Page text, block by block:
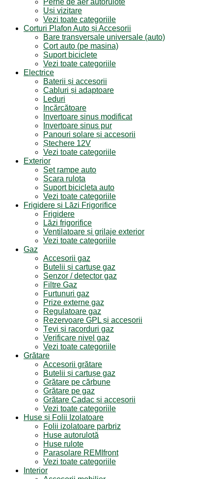
Perne de aer autorulote
Uși vizitare
Vezi toate categoriile
Corturi Plafon Auto și Accesorii
Bare transversale universale (auto)
Cort auto (pe masina)
Suport biciclete
Vezi toate categoriile
Electrice
Baterii și accesorii
Cabluri și adaptoare
Leduri
Incărcătoare
Invertoare sinus modificat
Invertoare sinus pur
Panouri solare și accesorii
Ștechere 12V
Vezi toate categoriile
Exterior
Set rampe auto
Scara rulota
Suport bicicleta auto
Vezi toate categoriile
Frigidere și Lăzi Frigorifice
Frigidere
Lăzi frigorifice
Ventilatoare și grilaje exterior
Vezi toate categoriile
Gaz
Accesorii gaz
Butelii și cartușe gaz
Senzor / detector gaz
Filtre Gaz
Furtunuri gaz
Prize externe gaz
Regulatoare gaz
Rezervoare GPL și accesorii
Țevi și racorduri gaz
Verificare nivel gaz
Vezi toate categoriile
Grătare
Accesorii grătare
Butelii și cartușe gaz
Grătare pe cărbune
Grătare pe gaz
Grătare Cadac și accesorii
Vezi toate categoriile
Huse și Folii Izolatoare
Folii izolatoare parbriz
Huse autorulotă
Huse rulote
Parasolare REMIfront
Vezi toate categoriile
Interior